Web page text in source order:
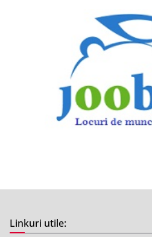
Linkuri utile: